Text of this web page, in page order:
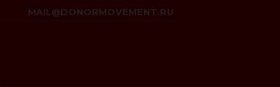
MAIL@DONORMOVEMENT.RU